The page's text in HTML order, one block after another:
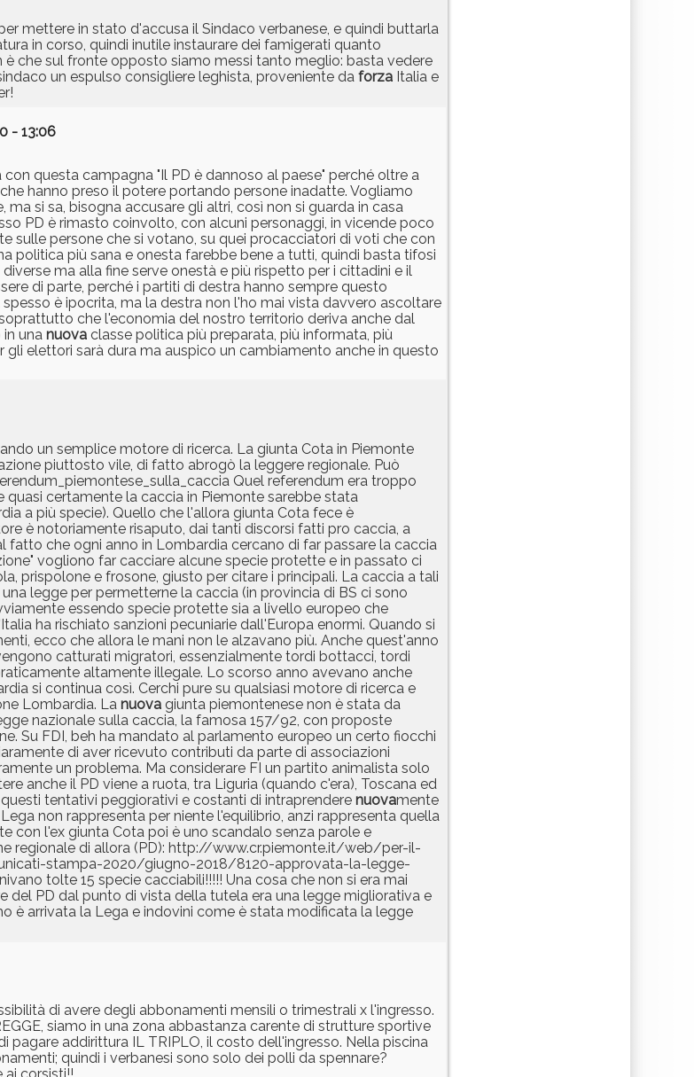
mettere in stato d'accusa il Sindaco verbanese, e quindi buttarla
in corso, quindi inutile instaurare dei famigerati quanto
che sul fronte opposto siamo messi tanto meglio: basta vedere
un espulso consigliere leghista, proveniente da forza Italia e
- 13:06
questa campagna "Il PD è dannoso al paese" perché oltre a
hanno preso il potere portando persone inadatte. Vogliamo
si sa, bisogna accusare gli altri, così non si guarda in casa
PD è rimasto coinvolto, con alcuni personaggi, in vicende poco
sulle persone che si votano, su quei procacciatori di voti che con
politica più sana e onesta farebbe bene a tutti, quindi basta tifosi
ma alla fine serve onestà e più rispetto per i cittadini e il
di parte, perché i partiti di destra hanno sempre questo
è ipocrita, ma la destra non l'ho mai vista davvero ascoltare
che l'economia del nostro territorio deriva anche dal
una nuova classe politica più preparata, più informata, più
elettori sarà dura ma auspico un cambiamento anche in questo
un semplice motore di ricerca. La giunta Cota in Piemonte
piuttosto vile, di fatto abrogò la leggere regionale. Può
Quel referendum era troppo
certamente la caccia in Piemonte sarebbe stata
a più specie). Quello che l'allora giunta Cota fece è
è notoriamente risaputo, dai tanti discorsi fatti pro caccia, a
che ogni anno in Lombardia cercano di far passare la caccia
vogliono far cacciare alcune specie protette e in passato ci
prispolone e frosone, giusto per citare i principali. La caccia a tali
legge per permetterne la caccia (in provincia di BS ci sono
essendo specie protette sia a livello europeo che
ha rischiato sanzioni pecuniarie dall'Europa enormi. Quando si
ecco che allora le mani non le alzavano più. Anche quest'anno
catturati migratori, essenzialmente tordi bottacci, tordi
altamente illegale. Lo scorso anno avevano anche
si continua così. Cerchi pure su qualsiasi motore di ricerca e
Lombardia. La nuova giunta piemontenese non è stata da
nazionale sulla caccia, la famosa 157/92, con proposte
Su FDI, beh ha mandato al parlamento europeo un certo fiocchi
di aver ricevuto contributi da parte di associazioni
un problema. Ma considerare FI un partito animalista solo
anche il PD viene a ruota, tra Liguria (quando c'era), Toscana ed
tentativi peggiorativi e costanti di intraprendere nuovamente
non rappresenta per niente l'equilibrio, anzi rappresenta quella
con l'ex giunta Cota poi è uno scandalo senza parole e
regionale di allora (PD): http://www.cr.piemonte.it/web/per-il-
stampa-2020/giugno-2018/8120-approvata-la-legge-
tolte 15 specie cacciabili!!!!! Una cosa che non si era mai
del PD dal punto di vista della tutela era una legge migliorativa e
è arrivata la Lega e indovini come è stata modificata la legge
di avere degli abbonamenti mensili o trimestrali x l'ingresso.
siamo in una zona abbastanza carente di strutture sportive
addirittura IL TRIPLO, il costo dell'ingresso. Nella piscina
quindi i verbanesi sono solo dei polli da spennare?